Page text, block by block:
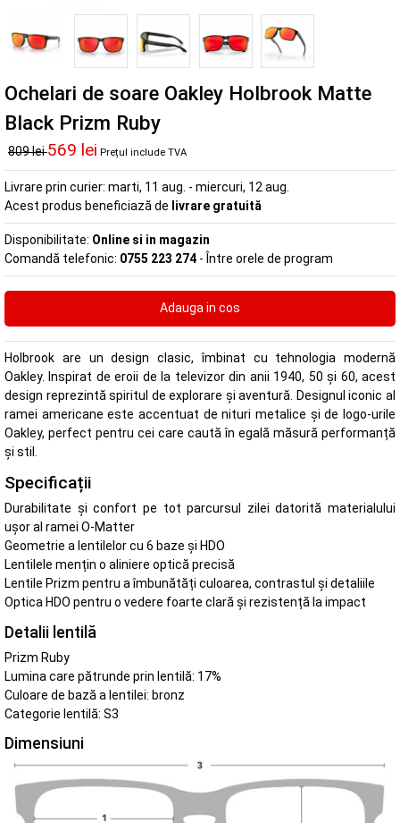
Ochelari de soare Oakley Holbrook Matte
Black Prizm Ruby
809 lei569 lei Prețul include TVA
Livrare prin curier: marti, 11 aug. - miercuri, 12 aug.
Acest produs beneficiază de livrare gratuită
Disponibilitate: Online si in magazin
Comandă telefonic: 0755 223 274 - Între orele de program
Holbrook are un design clasic, îmbinat cu tehnologia modernă
Oakley. Inspirat de eroii de la televizor din anii 1940, 50 și 60, acest
design reprezintă spiritul de explorare și aventură. Designul iconic al
ramei americane este accentuat de nituri metalice și de logo-urile
Oakley, perfect pentru cei care caută în egală măsură performanță
și stil.
Specificații
Durabilitate și confort pe tot parcursul zilei datorită materialului
ușor al ramei O-Matter
Geometrie a lentilelor cu 6 baze și HDO
Lentilele mențin o aliniere optică precisă
Lentile Prizm pentru a îmbunătăți culoarea, contrastul și detaliile
Optica HDO pentru o vedere foarte clară și rezistență la impact
Detalii lentilă
Prizm Ruby
Lumina care pătrunde prin lentilă: 17%
Culoare de bază a lentilei: bronz
Categorie lentilă: S3
Dimensiuni